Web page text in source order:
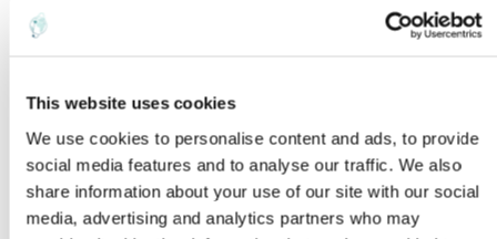
This website uses cookies
We use cookies to personalise content and ads, to provide
social media features and to analyse our traffic. We also
share information about your use of our site with our social
media, advertising and analytics partners who may
стандартную услугу страхования, предложив точное и
достоверность данных о заявленных убытках и
принимать решения по заявленным страховым случаям.